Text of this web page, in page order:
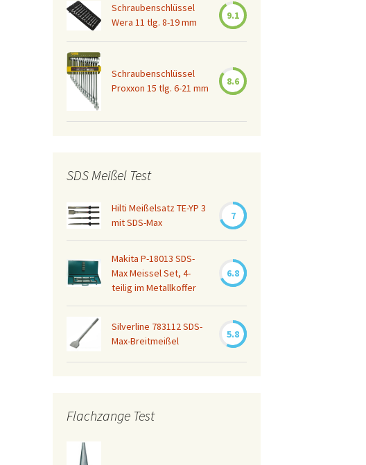
Schraubenschlüssel
Wera 11 tlg. 8-19 mm
9.1
Schraubenschlüssel
Proxxon 15 tlg. 6-21 mm
8.6
SDS Meißel Test
Hilti Meißelsatz TE-YP 3
mit SDS-Max
7
Makita P-18013 SDS-
Max Meissel Set, 4-
teilig im Metallkoffer
6.8
Silverline 783112 SDS-
Max-Breitmeißel
5.8
Flachzange Test